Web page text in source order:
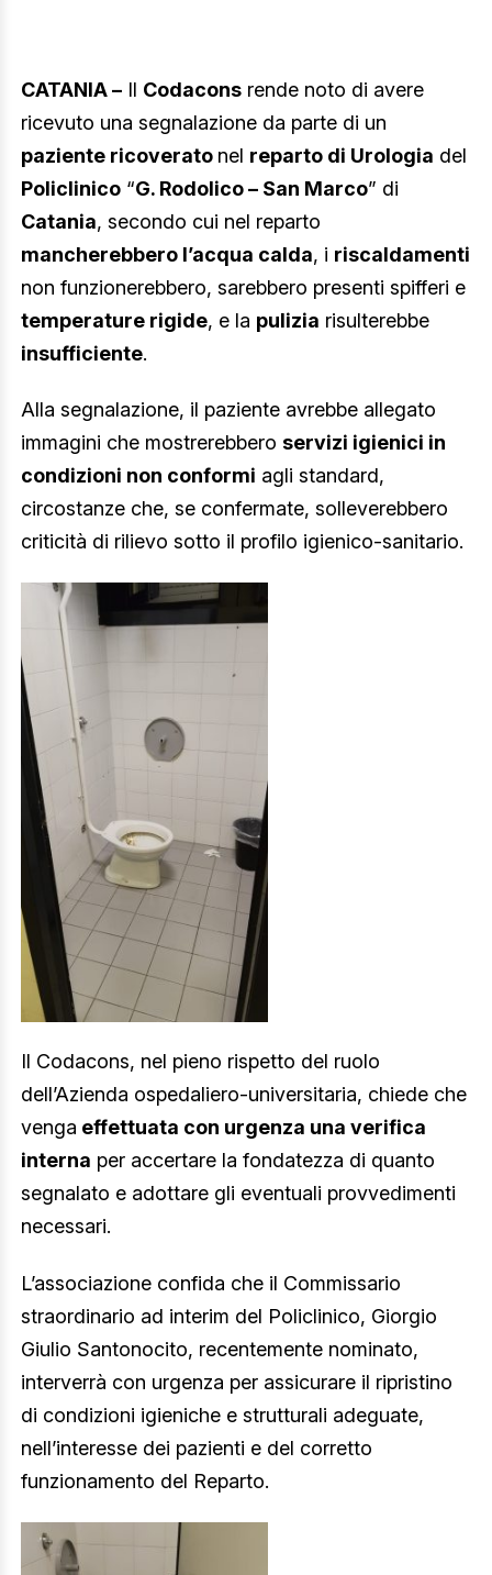
CATANIA – Il Codacons rende noto di avere
ricevuto una segnalazione da parte di un
paziente ricoverato nel reparto di Urologia del
Policlinico “G. Rodolico – San Marco” di
Catania, secondo cui nel reparto
mancherebbero l’acqua calda, i riscaldamenti
non funzionerebbero, sarebbero presenti spifferi e
temperature rigide, e la pulizia risulterebbe
insufficiente.
Alla segnalazione, il paziente avrebbe allegato
immagini che mostrerebbero servizi igienici in
condizioni non conformi agli standard,
circostanze che, se confermate, solleverebbero
criticità di rilievo sotto il profilo igienico-sanitario.
Il Codacons, nel pieno rispetto del ruolo
dell’Azienda ospedaliero-universitaria, chiede che
venga effettuata con urgenza una verifica
interna per accertare la fondatezza di quanto
segnalato e adottare gli eventuali provvedimenti
necessari.
L’associazione confida che il Commissario
straordinario ad interim del Policlinico, Giorgio
Giulio Santonocito, recentemente nominato,
interverrà con urgenza per assicurare il ripristino
di condizioni igieniche e strutturali adeguate,
nell’interesse dei pazienti e del corretto
funzionamento del Reparto.